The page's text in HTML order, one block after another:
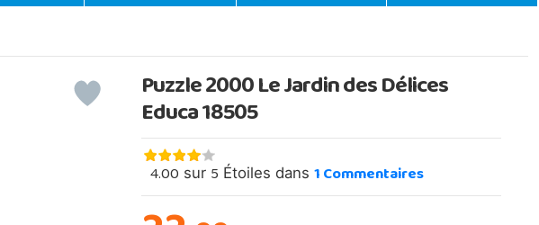
Puzzle 2000 Le Jardin des Délices
Educa 18505
4.00 sur 5 Étoiles dans1Commentaires